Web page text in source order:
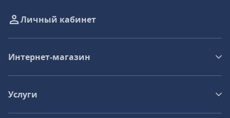
Личный кабинет
Интернет-магазин
Услуги